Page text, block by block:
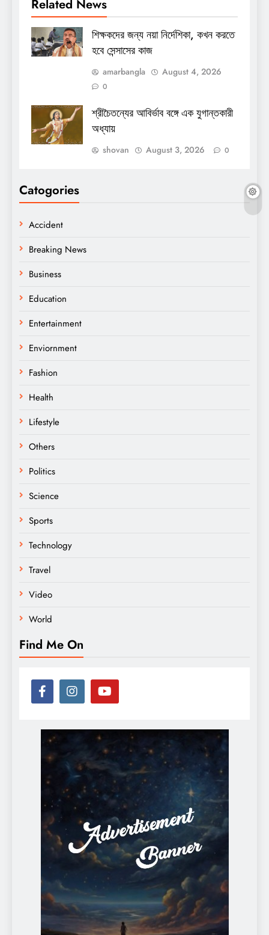
Related News
শিক্ষকদের জন্য নয়া নির্দেশিকা, কখন করতে
হবে সেন্সাসের কাজ
amarbangla August 4, 2026
0
শ্রীচৈতন্যের আবির্ভাব বঙ্গে এক যুগান্তকারী
অধ্যায়
shovan August 3, 2026 0
Catogories
Accident
Breaking News
Business
Education
Entertainment
Enviornment
Fashion
Health
Lifestyle
Others
Politics
Science
Sports
Technology
Travel
Video
World
Find Me On